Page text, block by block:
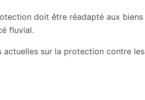
doit être réadapté aux biens
fluvial.
actuelles sur la protection contre les